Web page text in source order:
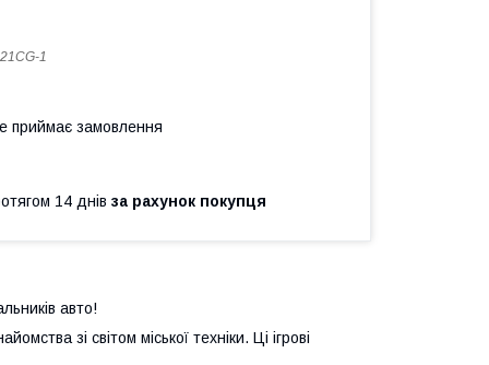
1
приймає замовлення
14 днів за рахунок покупця
авто!
зі світом міської техніки. Ці ігрові